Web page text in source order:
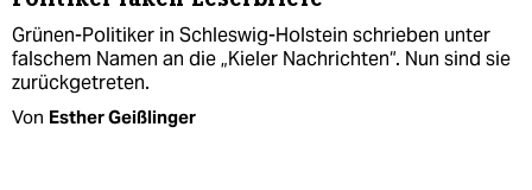
Grünen-Politiker in Schleswig-Holstein schrieben unter
falschem Namen an die „Kieler Nachrichten“. Nun sind sie
zurückgetreten.
Von Esther Geißlinger